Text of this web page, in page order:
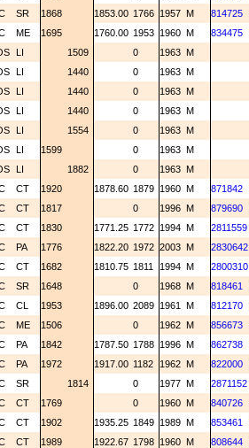
SR 1868 1853.00 1766 1957 M 814725
ME 1695 1760.00 1953 1960 M 834475
LI 1509 0 1963 M
LI 1440 0 1963 M
LI 1440 0 1963 M
LI 1440 0 1963 M
LI 1554 0 1963 M
LI 1599 0 1963 M
LI 1882 0 1963 M
CT 1920 1878.60 1879 1960 M 871842
CT 1817 0 1996 M 879690
CT 1830 1771.25 1772 1994 M 2811559
PA 1776 1822.20 1972 2003 M 2830642
CT 1682 1810.75 1811 1994 M 2800310
SR 1648 0 1968 M 818461
CL 1953 1896.00 2089 1961 M 812170
ME 1506 0 1962 M 856673
PA 1842 1787.50 1788 1996 M 862738
PA 1972 1917.00 1182 1962 M 822000
SR 1814 0 1977 M 2871152
CT 1769 0 1960 M 840726
CT 1902 1935.25 1849 1989 M 853461
CT 1989 1922.67 1798 1960 M 808644